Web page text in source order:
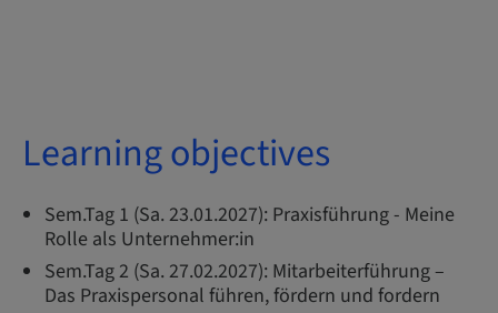
Learning objectives
Sem.Tag 1 (Sa. 23.01.2027): Praxisführung - Meine
Rolle als Unternehmer:in
Sem.Tag 2 (Sa. 27.02.2027): Mitarbeiterführung –
Das Praxispersonal führen, fördern und fordern